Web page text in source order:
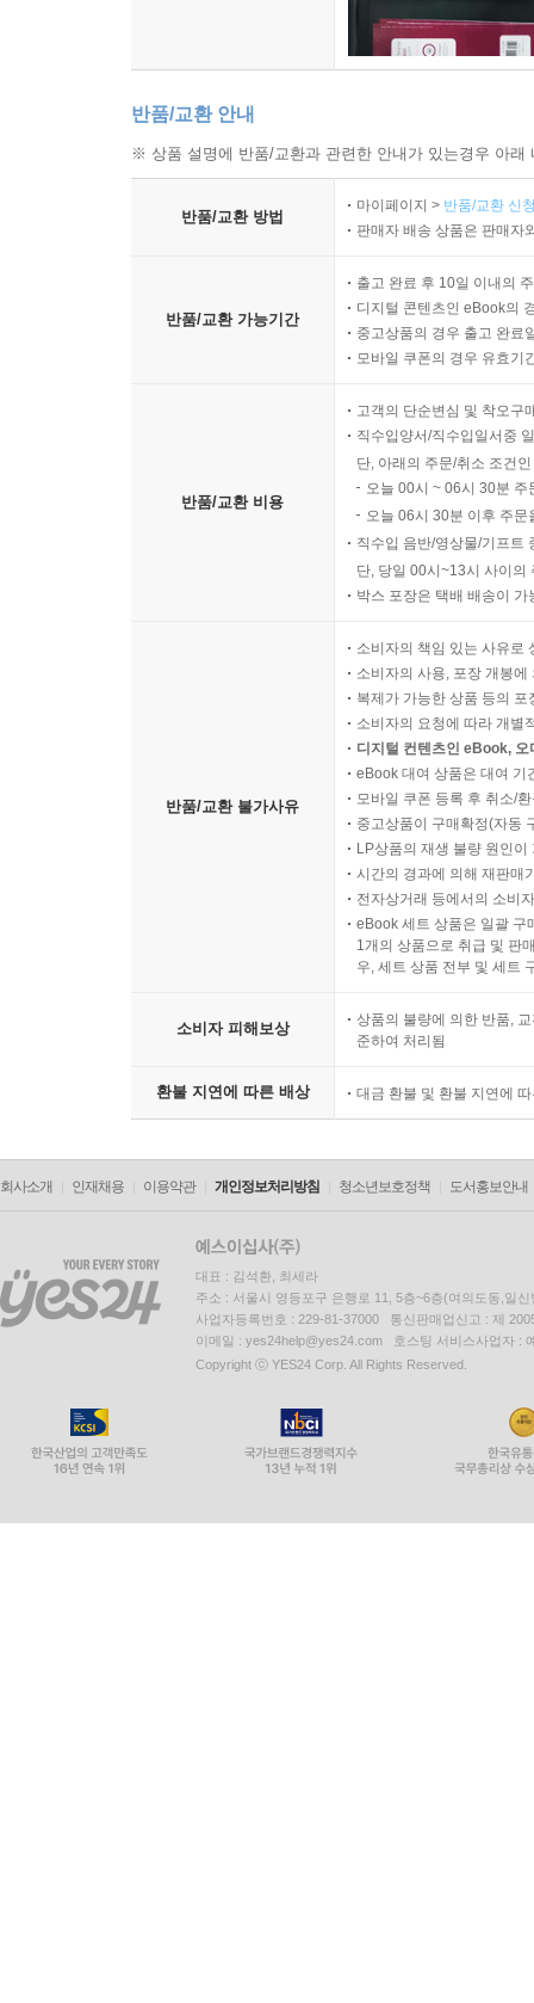
반품/교환 안내
※ 상품 설명에 반품/교환과 관련한 안내가 있는경우 아
반품/교환 방법
마이페이지 > 반품/교환 신
판매자 배송 상품은 판매자
반품/교환 가능기간
출고 완료 후 10일 이내의
디지털 콘텐츠인 eBook의
중고상품의 경우 출고 완료
모바일 쿠폰의 경우 유효기
반품/교환 비용
고객의 단순변심 및 착오구
직수입양서/직수입일서중
단, 아래의 주문/취소 조건
오늘 00시 ~ 06시 30분
오늘 06시 30분 이후 주
직수입 음반/영상물/기프트
단, 당일 00시~13시 사이의
박스 포장은 택배 배송이
반품/교환 불가사유
소비자의 책임 있는 사유로
소비자의 사용, 포장 개봉
복제가 가능한 상품 등의
소비자의 요청에 따라 개별
디지털 컨텐츠인 eBook,
eBook 대여 상품은 대여 기
모바일 쿠폰 등록 후 취소/
중고상품이 구매확정(자동
LP상품의 재생 불량 원인
시간의 경과에 의해 재판매
전자상거래 등에서의 소비
eBook 세트 상품은 일괄 구
1개의 상품으로 취급 및 판
우, 세트 상품 전부 및 세트
소비자 피해보상
상품의 불량에 의한 반품,
준하여 처리됨
환불 지연에 따른 배상 대금 환불 및 환불 지연에
회사소개 인재채용 이용약관 개인정보처리방침 청소년보호정책 도서홍보안내
대표 : 김석환, 최세라
주소 : 서울시 영등포구 은행로 11, 5층~6층(여의도동,일신
사업자등록번호 : 229-81-37000 통신판매업신고 : 제
이메일 : yes24help@yes24.com 호스팅 서비스사업자 :
Copyright ⓒ YES24 Corp. All Rights Reserved.